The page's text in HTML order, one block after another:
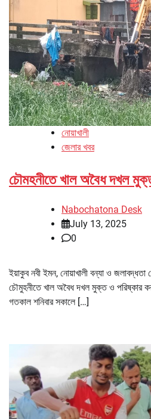
নোয়াখালী
জেলার খবর
চৌমহনীতে খাল অবৈধ দখল
Nabochatona Desk
July 13, 2025
0
ইয়াকুব নবী ইমন, নোয়াখালী বন্যা ও জলাবদ্ধতা
চৌমুহনীতে খাল অবৈধ দখল মুক্ত ও পরিষ্কার
গতকাল শনিবার সকালে […]